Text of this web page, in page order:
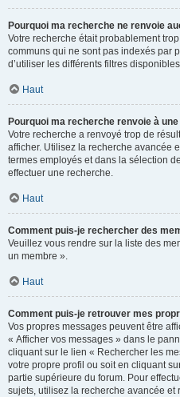
Pourquoi ma recherche ne renvoie
Votre recherche était probablement
communs qui ne sont pas indexés par
d’utiliser les différents filtres
Haut
Pourquoi ma recherche renvoie à
Votre recherche a renvoyé trop de
afficher. Utilisez la recherche avancée
termes employés et dans la sélection
effectuer une recherche.
Haut
Comment puis-je rechercher des
Veuillez vous rendre sur la liste des
un membre ».
Haut
Comment puis-je retrouver mes
Vos propres messages peuvent être
« Afficher vos messages » dans le
cliquant sur le lien « Rechercher les
votre propre profil ou soit en cliquant
partie supérieure du forum. Pour
sujets, utilisez la recherche avancée